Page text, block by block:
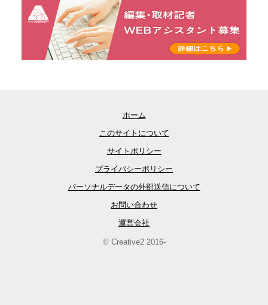
ホーム
このサイトについて
サイトポリシー
プライバシーポリシー
パーソナルデータの外部送信について
お問い合わせ
運営会社
© Creative2 2016-